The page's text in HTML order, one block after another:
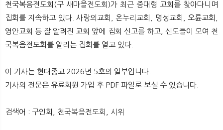
천국복음전도회(구 새마을전도회)가 최근 중대형 교회를 찾아다니며
집회를 지속하고 있다. 사랑의교회, 온누리교회, 명성교회, 오륜교회,
영안교회 등 잘 알려진 교회 앞에 집회 신고를 하고, 신도들이 모여 천
국복음전도회를 알리는 집회를 열고 있다.
이 기사는 현대종교 2026년 5호의 일부입니다.
기사의 전문은 유료회원 가입 후 PDF 파일로 보실 수 있습니다.
검색어 : 구인회, 천국복음전도회, 시위